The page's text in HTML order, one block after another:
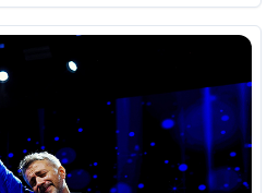
Ediyor